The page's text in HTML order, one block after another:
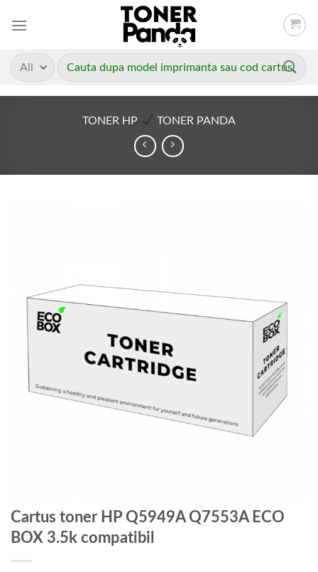
Caută
după:
TONER HP TONER PANDA
Cartus toner HP Q5949A Q7553A ECO
BOX 3.5k compatibil